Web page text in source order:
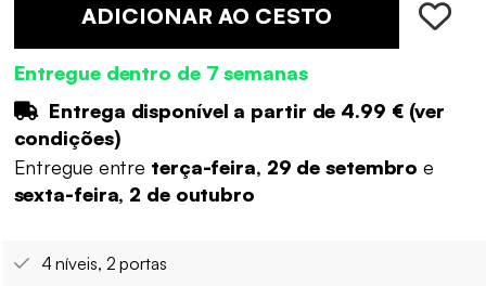
ADICIONAR AO CESTO
Entregue dentro de 7 semanas
Entrega disponível a partir de 4.99 €(ver
condições)
Entregue entre terça-feira, 29 de setembroe
sexta-feira, 2 de outubro
4 níveis, 2 portas